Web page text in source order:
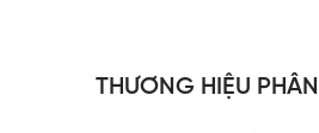
THƯƠNG HIỆU